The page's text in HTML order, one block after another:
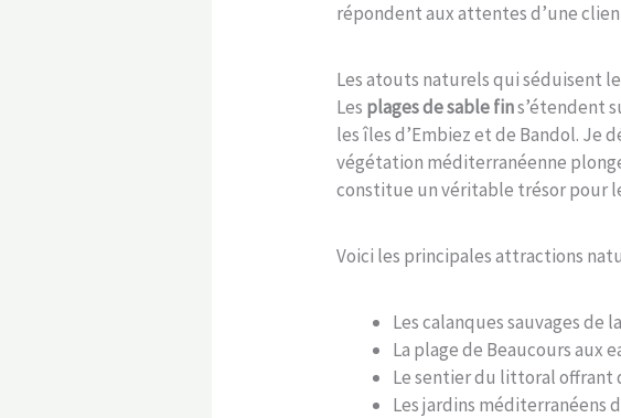
répondent aux attentes d’une
Les atouts naturels qui séduisent
Les plages de sable fins’étendent
les îles d’Embiez et de Bandol. Je
végétation méditerranéenne
constitue un véritable trésor pour
Voici les principales attractions
Les calanques sauvages de
La plage de Beaucours aux
Le sentier du littoral offrant
Les jardins méditerranéens